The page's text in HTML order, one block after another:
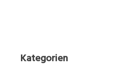
Kategorien